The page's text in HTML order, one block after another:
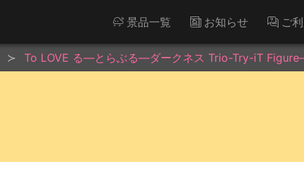
景品一覧 お知らせ ご
To LOVE る―とらぶる―ダークネス Trio-Try-iT